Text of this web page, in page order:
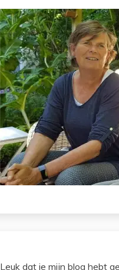
Leuk dat je mijn blog hebt